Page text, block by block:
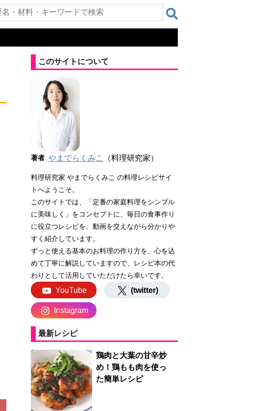
このサイトについて
著者 やまでらくみこ （料理研究家）
料理研究家 やまでらくみこ の料理レシピサイ
トへようこそ。
このサイトでは、「定番の家庭料理をシンプル
に美味しく」をコンセプトに、毎日の食事作り
に役立つレシピを、動画を交えながら分かりや
すく紹介しています。
ずっと使える基本のお料理の作り方を、心を込
めて丁寧に解説していますので、レシピ本の代
わりとして活用していただけたら幸いです。
YouTube (twitter)
Instagram
最新レシピ
鶏肉と大葉の甘辛炒
め！鶏もも肉を使っ
た簡単レシピ